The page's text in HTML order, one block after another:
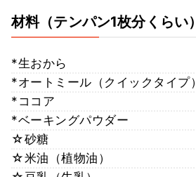
材料（テンパン1枚分くらい）
*生おから
*オートミール（クイックタイプ）
*ココア
*ベーキングパウダー
☆砂糖
☆米油（植物油）